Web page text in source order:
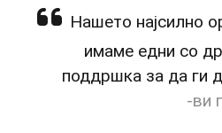
Нашето најсилно
имаме едни со
поддршка за да ги
-ви